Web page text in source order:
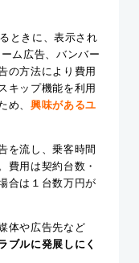
ときに、表示され
ム広告、バンバー
の方法により費用
キップ機能を利用
め、 興味があるユ
を流し、乗客時間
費用は契約台数・
合は１台数万円が
体や広告先など
ブルに発展しにく